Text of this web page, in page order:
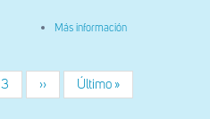
Más información
Página
3
Siguiente
página
››
Última
página
Último »